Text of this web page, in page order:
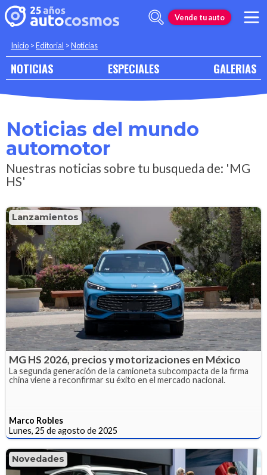
Vende tu auto
Inicio >Editorial >Noticias
NOTICIAS ESPECIALES GALERIAS
Noticias del mundo
automotor
Nuestras noticias sobre tu busqueda de: 'MG
HS'
Lanzamientos
MG HS 2026, precios y motorizaciones en México
La segunda generación de la camioneta subcompacta de la firma
china viene a reconfirmar su éxito en el mercado nacional.
Marco Robles
Lunes, 25 de agosto de 2025
Novedades